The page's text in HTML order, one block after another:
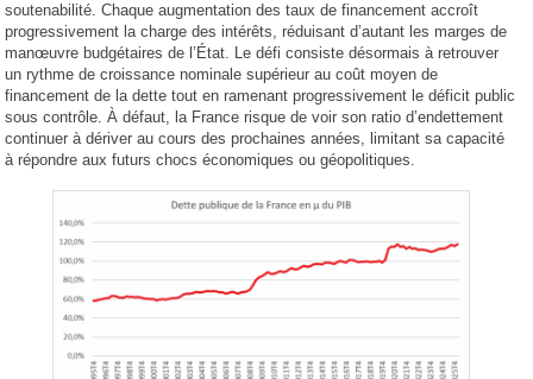
soutenabilité. Chaque augmentation des taux de financement accroît
progressivement la charge des intérêts, réduisant d’autant les marges de
manœuvre budgétaires de l’État. Le défi consiste désormais à retrouver
un rythme de croissance nominale supérieur au coût moyen de
financement de la dette tout en ramenant progressivement le déficit public
sous contrôle. À défaut, la France risque de voir son ratio d’endettement
continuer à dériver au cours des prochaines années, limitant sa capacité
à répondre aux futurs chocs économiques ou géopolitiques.